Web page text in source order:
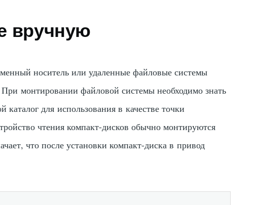
вручную
носитель или удаленные файловые системы
монтировании файловой системы необходимо знать
для использования в качестве точки
чтения компакт-дисков обычно монтируются
что после установки компакт-диска в привод